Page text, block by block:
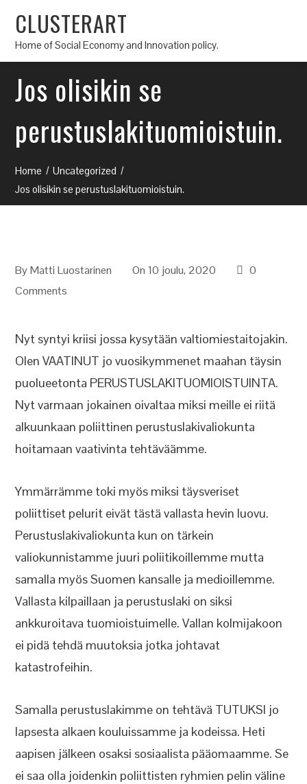
CLUSTERART
Home of Social Economy and Innovation policy.
Jos olisikin se
perustuslakituomioistuin.
Home
Uncategorized
Jos olisikin se perustuslakituomioistuin.
ByMatti Luostarinen On 10 joulu, 2020
0
Comments
Nyt syntyi kriisi jossa kysytään valtiomiestaitojakin.
Olen VAATINUT jo vuosikymmenet maahan täysin
puolueetonta PERUSTUSLAKITUOMIOISTUINTA.
Nyt varmaan jokainen oivaltaa miksi meille ei riitä
alkuunkaan poliittinen perustuslakivaliokunta
hoitamaan vaativinta tehtäväämme.
Ymmärrämme toki myös miksi täysveriset
poliittiset pelurit eivät tästä vallasta hevin luovu.
Perustuslakivaliokunta kun on tärkein
valiokunnistamme juuri poliitikoillemme mutta
samalla myös Suomen kansalle ja medioillemme.
Vallasta kilpaillaan ja perustuslaki on siksi
ankkuroitava tuomioistuimelle. Vallan kolmijakoon
ei pidä tehdä muutoksia jotka johtavat
katastrofeihin.
Samalla perustuslakimme on tehtävä TUTUKSI jo
lapsesta alkaen kouluissamme ja kodeissa. Heti
aapisen jälkeen osaksi sosiaalista pääomaamme. Se
ei saa olla joidenkin poliittisten ryhmien pelin väline